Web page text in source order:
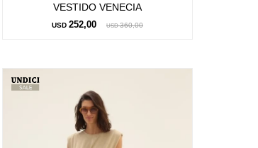
VESTIDO VENECIA
USD 252,00 USD 360,00